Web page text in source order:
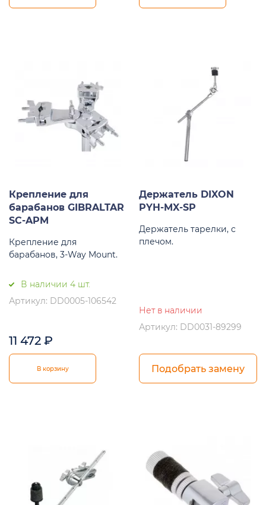
Крепление для
барабанов GIBRALTAR
SC-APM
Крепление для
барабанов, 3-Way Mount.
В наличии 4 шт.
Артикул: DD0005-106542
11 472 ₽
В корзину
Держатель DIXON
PYH-MX-SP
Держатель тарелки, с
плечом.
Нет в наличии
Артикул: DD0031-89299
Подобрать замену